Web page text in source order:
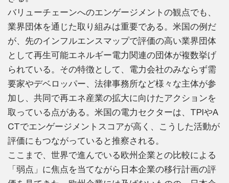
バリューチェーンへのエンゲージメントの観点でも、
業界団体を通じた取り組みは重要である。米国の例だ
が、先のインフルエンスマップで評価の高い業界団体
として再生可能エネルギー電力関連の団体が複数挙げ
られている。その特徴として、電力会社のみならず需
要家やデベロッパー、法律事務所など様々な主体が参
加し、共同で再エネ産業の拡大に向けたアクションを
取っている点がある。米国の電力セクターは、TPIやA
CTでエンゲージメントスコアが高く、こうした活動が
評価にもつながっていると推察される。
ここまで、世界で進んでいる欧州企業との比較による
「弱点」に焦点を当てながら日本企業の移行計画の評